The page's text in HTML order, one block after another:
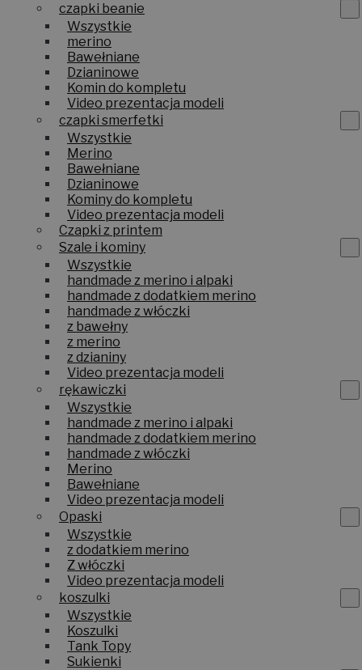
czapki beanie
Wszystkie
merino
Bawełniane
Dzianinowe
Komin do kompletu
Video prezentacja modeli
czapki smerfetki
Wszystkie
Merino
Bawełniane
Dzianinowe
Kominy do kompletu
Video prezentacja modeli
Czapki z printem
Szale i kominy
Wszystkie
handmade z merino i alpaki
handmade z dodatkiem merino
handmade z włóczki
z bawełny
z merino
z dzianiny
Video prezentacja modeli
rękawiczki
Wszystkie
handmade z merino i alpaki
handmade z dodatkiem merino
handmade z włóczki
Merino
Bawełniane
Video prezentacja modeli
Opaski
Wszystkie
z dodatkiem merino
Z włóczki
Video prezentacja modeli
koszulki
Wszystkie
Koszulki
Tank Topy
Sukienki